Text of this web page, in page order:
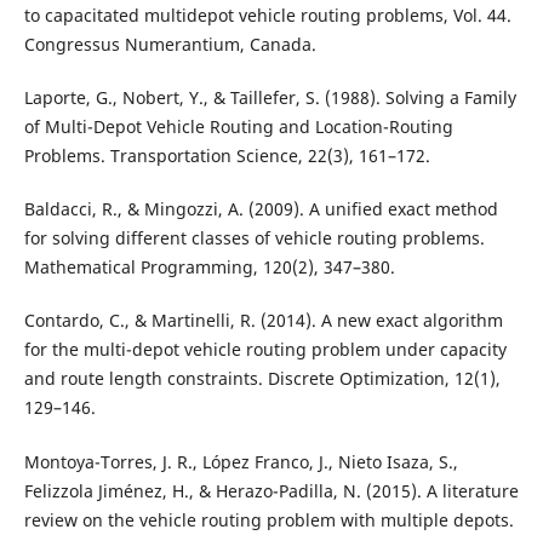
to capacitated multidepot vehicle routing problems, Vol. 44.
Congressus Numerantium, Canada.
Laporte, G., Nobert, Y., & Taillefer, S. (1988). Solving a Family
of Multi-Depot Vehicle Routing and Location-Routing
Problems. Transportation Science, 22(3), 161–172.
Baldacci, R., & Mingozzi, A. (2009). A unified exact method
for solving different classes of vehicle routing problems.
Mathematical Programming, 120(2), 347–380.
Contardo, C., & Martinelli, R. (2014). A new exact algorithm
for the multi-depot vehicle routing problem under capacity
and route length constraints. Discrete Optimization, 12(1),
129–146.
Montoya-Torres, J. R., López Franco, J., Nieto Isaza, S.,
Felizzola Jiménez, H., & Herazo-Padilla, N. (2015). A literature
review on the vehicle routing problem with multiple depots.